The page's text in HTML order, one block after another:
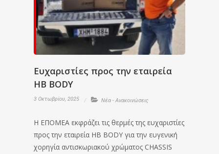
Ευχαριστίες προς την εταιρεία
HB BODY
3 Οκτωβρίου, 2025 Νέα - Ανακοινώσεις
Η ΕΠΟΜΕΑ εκφράζει τις θερμές της ευχαριστίες
προς την εταιρεία HB BODY για την ευγενική
χορηγία αντισκωριακού χρώματος CHASSIS